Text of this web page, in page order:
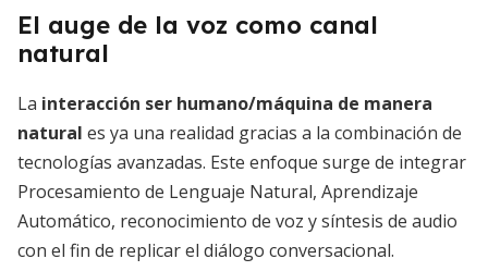
El auge de la voz como canal
natural
La interacción ser humano/máquina de manera
natural es ya una realidad gracias a la combinación de
tecnologías avanzadas. Este enfoque surge de integrar
Procesamiento de Lenguaje Natural, Aprendizaje
Automático, reconocimiento de voz y síntesis de audio
con el fin de replicar el diálogo conversacional.